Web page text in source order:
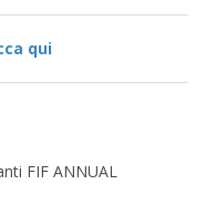
qui
FIF ANNUAL